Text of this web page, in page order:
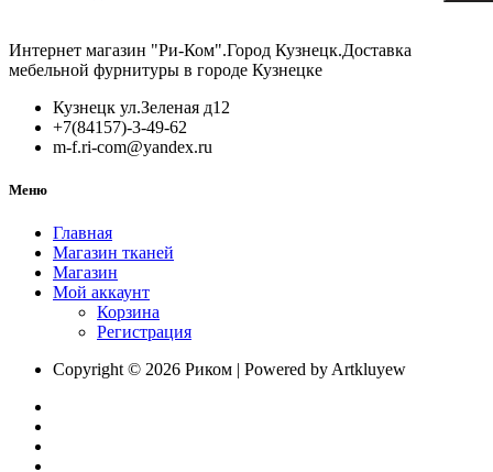
Интернет магазин "Ри-Ком".Город Кузнецк.Доставка
мебельной фурнитуры в городе Кузнецке
Кузнецк ул.Зеленая д12
+7(84157)-3-49-62
m-f.ri-com@yandex.ru
Меню
Главная
Магазин тканей
Магазин
Мой аккаунт
Корзина
Регистрация
Copyright © 2026 Риком | Powered by Artkluyew